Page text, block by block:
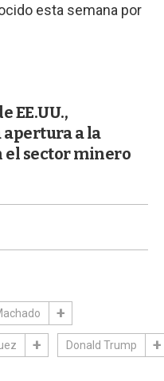
esta semana por
EE.UU.,
a la
sector minero
Donald Trump